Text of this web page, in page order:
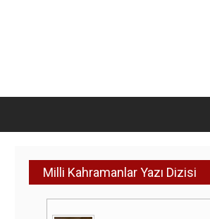
Milli Kahramanlar Yazı Dizisi